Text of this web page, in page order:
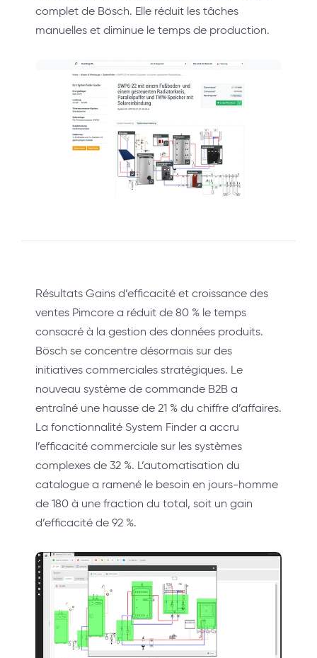
complet de Bösch. Elle réduit les tâches
manuelles et diminue le temps de production.
Résultats Gains d’efficacité et croissance des
ventes Pimcore a réduit de 80 % le temps
consacré à la gestion des données produits.
Bösch se concentre désormais sur des
initiatives commerciales stratégiques. Le
nouveau système de commande B2B a
entraîné une hausse de 21 % du chiffre d’affaires.
La fonctionnalité System Finder a accru
l’efficacité commerciale sur les systèmes
complexes de 32 %. L’automatisation du
catalogue a ramené le besoin en jours-homme
de 180 à une fraction du total, soit un gain
d’efficacité de 92 %.